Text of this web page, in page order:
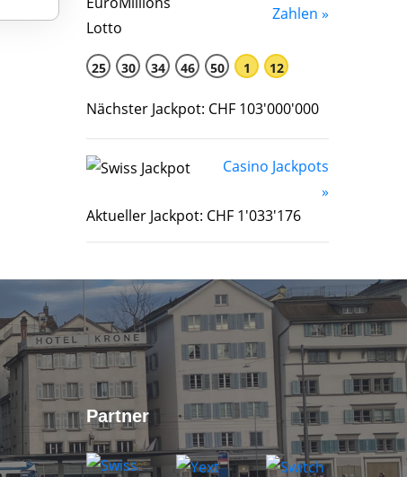
Zahlen »
25 30 34 46 50 1 12
Nächster Jackpot: CHF 103'000'000
Casino Jackpots
»
Aktueller Jackpot: CHF 1'033'176
Partner